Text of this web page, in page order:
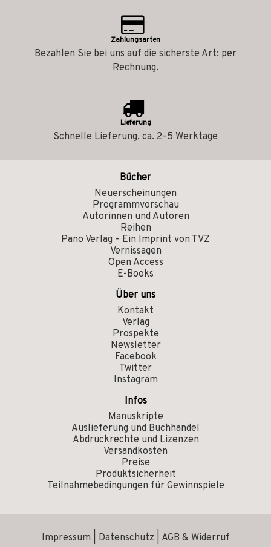
Zahlungsarten
Bezahlen Sie bei uns auf die sicherste Art: per
Rechnung.
Lieferung
Schnelle Lieferung, ca. 2–5 Werktage
Bücher
Neuerscheinungen
Programmvorschau
Autorinnen und Autoren
Reihen
Pano Verlag – Ein Imprint von TVZ
Vernissagen
Open Access
E-Books
Über uns
Kontakt
Verlag
Prospekte
Newsletter
Facebook
Twitter
Instagram
Infos
Manuskripte
Auslieferung und Buchhandel
Abdruckrechte und Lizenzen
Versandkosten
Preise
Produktsicherheit
Teilnahmebedingungen für Gewinnspiele
Impressum Datenschutz AGB & Widerruf